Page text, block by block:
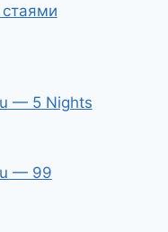
— 5 Nights
— 99